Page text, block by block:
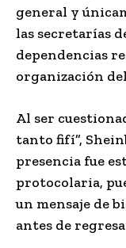
general y
las secretarías
dependencias
organización
Al ser
tanto fifí”,
presencia fue
protocolaria,
un mensaje de
antes de